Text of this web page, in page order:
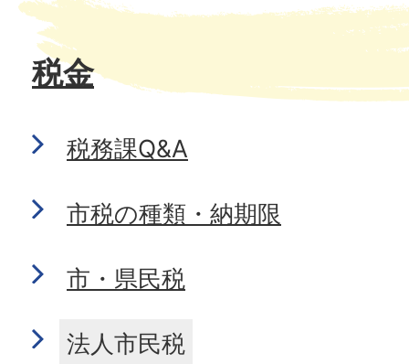
税金
税務課Q&A
市税の種類・納期限
市・県民税
法人市民税